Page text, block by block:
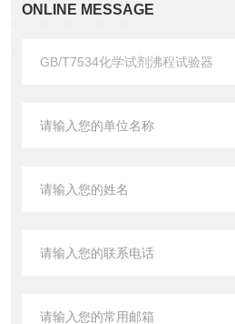
ONLINE MESSAGE